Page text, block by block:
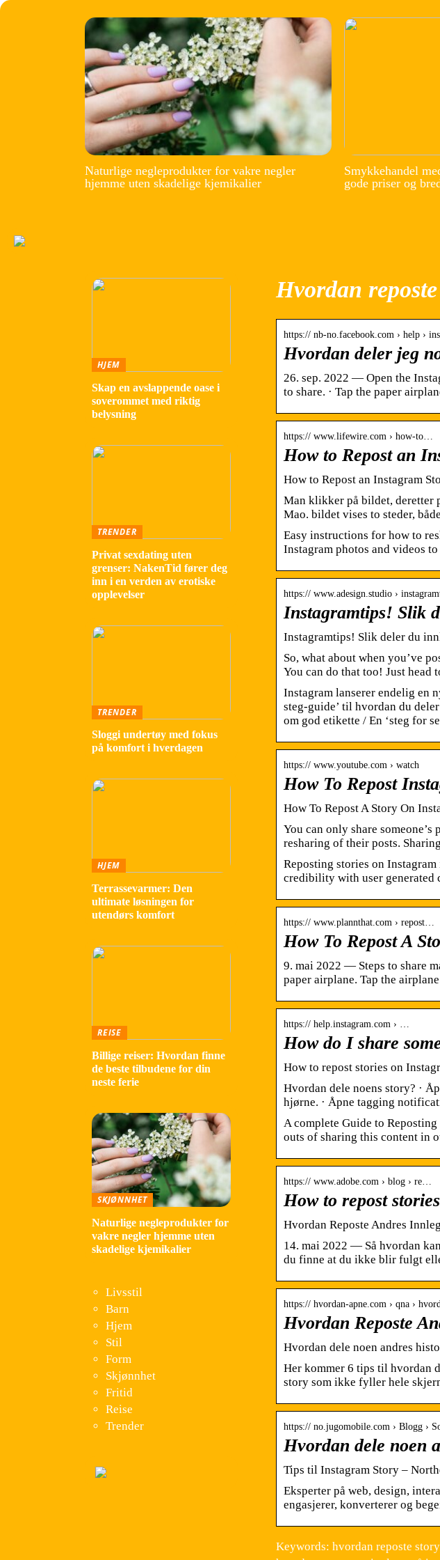
Naturlige negleprodukter for vakre negler
hjemme uten skadelige kjemikalier
Smykkehandel
gode priser og
Hvordan
https:// nb-no.facebook.com › help ›
Hvordan deler jeg
26. sep. 2022 — Open the
to share. · Tap the paper
https:// www.lifewire.com › how-to…
How to Repost an
How to Repost an Instagram
Man klikker på bildet, deretter
Mao. bildet vises to steder,
Easy instructions for how to
Instagram photos and videos
https:// www.adesign.studio ›
Instagramtips! Slik
Instagramtips! Slik deler du
So, what about when you’ve
You can do that too! Just head
Instagram lanserer endelig en
steg-guide’ til hvordan du
om god etikette / En ‘steg for
https:// www.youtube.com › watch
How To Repost
How To Repost A Story On
You can only share
resharing of their posts.
Reposting stories on
credibility with user generated
https:// www.plannthat.com › repost…
How To Repost A
9. mai 2022 — Steps to share
paper airplane. Tap the
https:// help.instagram.com › …
How do I share
How to repost stories on
Hvordan dele noens story? ·
hjørne. · Åpne tagging
A complete Guide to
outs of sharing this content in
https:// www.adobe.com › blog › re…
How to repost
Hvordan Reposte Andres
14. mai 2022 — Så hvordan
du finne at du ikke blir fulgt
https:// hvordan-apne.com › qna ›
Hvordan Reposte
Hvordan dele noen andres
Her kommer 6 tips til hvordan
story som ikke fyller hele
https:// no.jugomobile.com › Blogg ›
Hvordan dele noen
Tips til Instagram Story –
Eksperter på web, design,
engasjerer, konverterer og
Keywords: hvordan reposte
HJEM
Skap en avslappende oase i
soverommet med riktig
belysning
TRENDER
Privat sexdating uten
grenser: NakenTid fører deg
inn i en verden av erotiske
opplevelser
TRENDER
Sloggi undertøy med fokus
på komfort i hverdagen
HJEM
Terrassevarmer: Den
ultimate løsningen for
utendørs komfort
REISE
Billige reiser: Hvordan finne
de beste tilbudene for din
neste ferie
SKJØNNHET
Naturlige negleprodukter for
vakre negler hjemme uten
skadelige kjemikalier
Livsstil
Barn
Hjem
Stil
Form
Skjønnhet
Fritid
Reise
Trender